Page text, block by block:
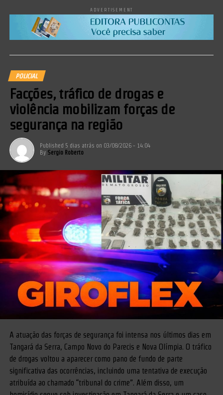
ADVERTISEMENT
POLICIAL
Facções, tráfico de drogas e
violência mobilizam forças de
segurança na região
Published 5 dias atrás on 03/08/2026 - 14:04
By Sergio Roberto
A atuação das forças de segurança foi intensa nos últimos dias em
Tangará da Serra, Campo Novo do Parecis e Nova Olímpia. O tráfico
de drogas voltou a aparecer como pano de fundo de parte
significativa das ocorrências, incluindo uma tentativa de execução
atribuída ao chamado “tribunal do crime”. Além disso, um